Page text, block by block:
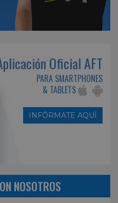
Oficial AFT
PARA SMARTPHONES
& TABLETS
INFÓRMATE AQUÍ
NOSOTROS